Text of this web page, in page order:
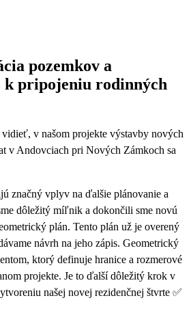
pozemkov a
k pripojeniu rodinných
v našom projekte výstavby nových
v Andovciach pri Nových Zámkoch sa
značný vplyv na ďalšie plánovanie a
dôležitý míľnik a dokončili sme novú
plán. Tento plán už je overený
návrh na jeho zápis. Geometrický
ktorý definuje hranice a rozmerové
projekte. Je to ďalší dôležitý krok v
našej novej rezidenčnej štvrte ✅